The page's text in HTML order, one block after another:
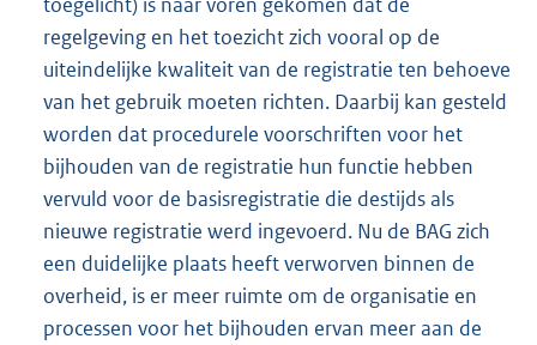
regelgeving en het toezicht zich vooral op de
uiteindelijke kwaliteit van de registratie ten behoeve
van het gebruik moeten richten. Daarbij kan gesteld
worden dat procedurele voorschriften voor het
bijhouden van de registratie hun functie hebben
vervuld voor de basisregistratie die destijds als
nieuwe registratie werd ingevoerd. Nu de BAG zich
een duidelijke plaats heeft verworven binnen de
overheid, is er meer ruimte om de organisatie en
processen voor het bijhouden ervan meer aan de